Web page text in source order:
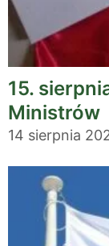
15.
Ministrów
14 sierpnia